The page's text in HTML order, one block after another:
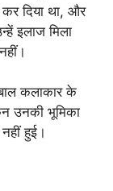
दिया था, और
इलाज मिला
कलाकार के
उनकी भूमिका
हुई।